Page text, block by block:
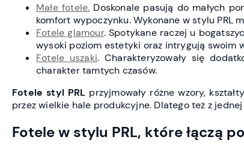
Małe fotele. Doskonale pasują do małych
komfort wypoczynku. Wykonane w stylu PRL
Fotele glamour. Spotykane raczej u
wysoki poziom estetyki oraz intrygują swoim
Fotele uszaki. Charakteryzowały się
charakter tamtych czasów.
Fotele styl PRL przyjmowały różne wzory,
przez wielkie hale produkcyjne. Dlatego też z
Fotele w stylu PRL, które łączą